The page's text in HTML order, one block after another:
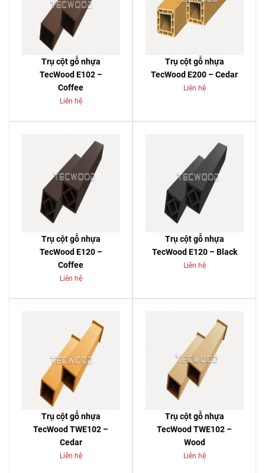
Trụ cột gỗ nhựa
TecWood E102 –
Coffee
Liên hệ
Trụ cột gỗ nhựa
TecWood E200 – Cedar
Liên hệ
Trụ cột gỗ nhựa
TecWood E120 –
Coffee
Liên hệ
Trụ cột gỗ nhựa
TecWood E120 – Black
Liên hệ
Trụ cột gỗ nhựa
TecWood TWE102 –
Cedar
Liên hệ
Trụ cột gỗ nhựa
TecWood TWE102 –
Wood
Liên hệ